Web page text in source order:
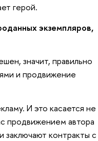
герой.
экземпляров,
значит, правильно
и продвижение
И это касается не
продвижением автора
заключают контракты с